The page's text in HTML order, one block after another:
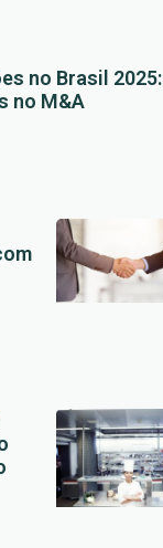
no Brasil 2025:
no M&A